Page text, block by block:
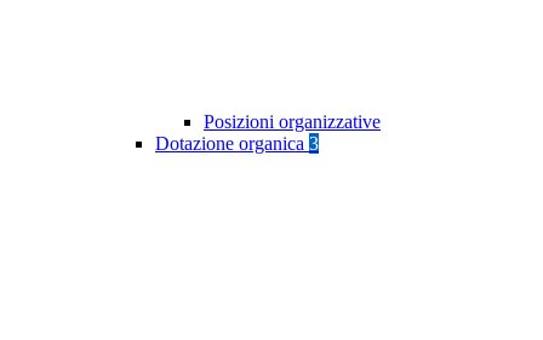
Posizioni organizzative
Dotazione organica 3